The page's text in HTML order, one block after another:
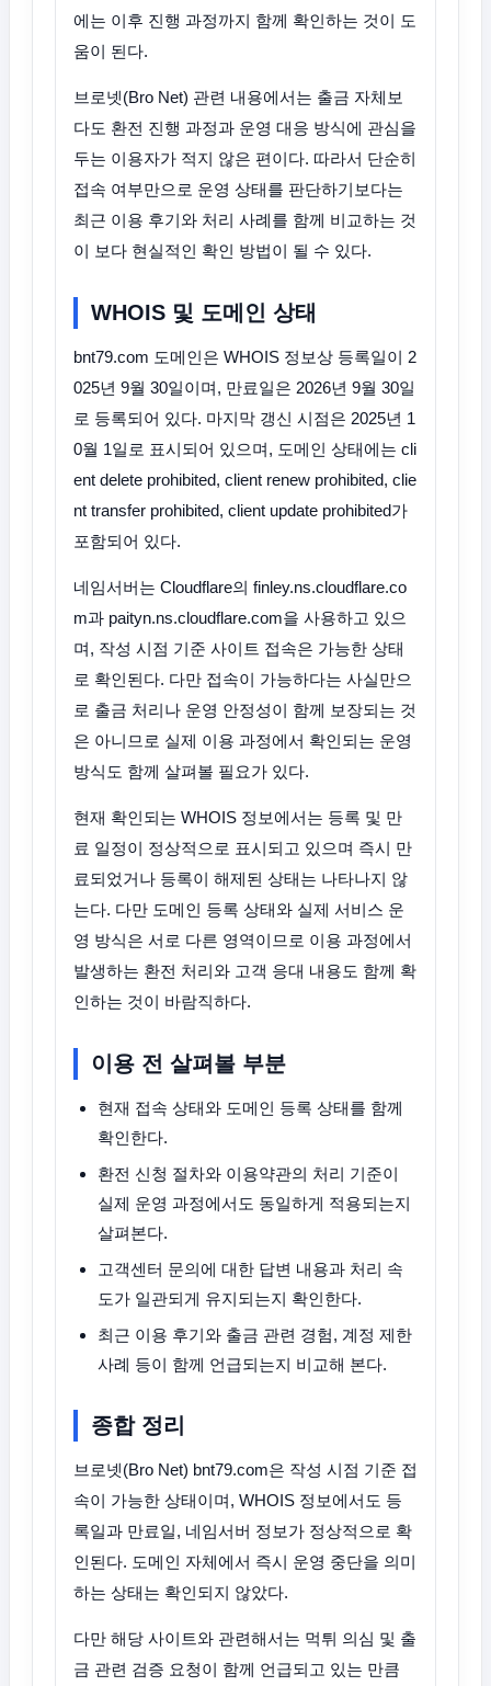
에는 이후 진행 과정까지 함께 확인하는 것이 도
움이 된다.
브로넷(Bro Net) 관련 내용에서는 출금 자체보
다도 환전 진행 과정과 운영 대응 방식에 관심을
두는 이용자가 적지 않은 편이다. 따라서 단순히
접속 여부만으로 운영 상태를 판단하기보다는
최근 이용 후기와 처리 사례를 함께 비교하는 것
이 보다 현실적인 확인 방법이 될 수 있다.
WHOIS 및 도메인 상태
bnt79.com 도메인은 WHOIS 정보상 등록일이 2
025년 9월 30일이며, 만료일은 2026년 9월 30일
로 등록되어 있다. 마지막 갱신 시점은 2025년 1
0월 1일로 표시되어 있으며, 도메인 상태에는 cli
ent delete prohibited, client renew prohibited, clie
nt transfer prohibited, client update prohibited가
포함되어 있다.
네임서버는 Cloudflare의 finley.ns.cloudflare.co
m과 paityn.ns.cloudflare.com을 사용하고 있으
며, 작성 시점 기준 사이트 접속은 가능한 상태
로 확인된다. 다만 접속이 가능하다는 사실만으
로 출금 처리나 운영 안정성이 함께 보장되는 것
은 아니므로 실제 이용 과정에서 확인되는 운영
방식도 함께 살펴볼 필요가 있다.
현재 확인되는 WHOIS 정보에서는 등록 및 만
료 일정이 정상적으로 표시되고 있으며 즉시 만
료되었거나 등록이 해제된 상태는 나타나지 않
는다. 다만 도메인 등록 상태와 실제 서비스 운
영 방식은 서로 다른 영역이므로 이용 과정에서
발생하는 환전 처리와 고객 응대 내용도 함께 확
인하는 것이 바람직하다.
이용 전 살펴볼 부분
현재 접속 상태와 도메인 등록 상태를 함께
확인한다.
환전 신청 절차와 이용약관의 처리 기준이
실제 운영 과정에서도 동일하게 적용되는지
살펴본다.
고객센터 문의에 대한 답변 내용과 처리 속
도가 일관되게 유지되는지 확인한다.
최근 이용 후기와 출금 관련 경험, 계정 제한
사례 등이 함께 언급되는지 비교해 본다.
종합 정리
브로넷(Bro Net) bnt79.com은 작성 시점 기준 접
속이 가능한 상태이며, WHOIS 정보에서도 등
록일과 만료일, 네임서버 정보가 정상적으로 확
인된다. 도메인 자체에서 즉시 운영 중단을 의미
하는 상태는 확인되지 않았다.
다만 해당 사이트와 관련해서는 먹튀 의심 및 출
금 관련 검증 요청이 함께 언급되고 있는 만큼